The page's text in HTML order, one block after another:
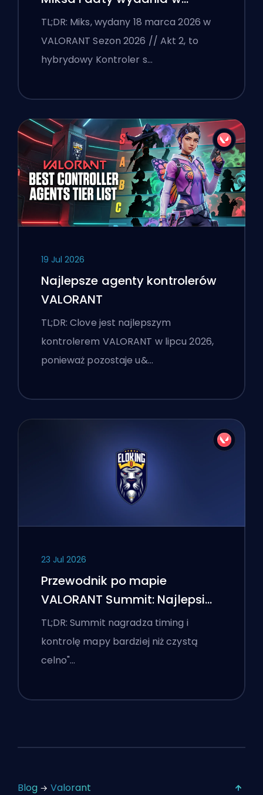
VALORANT
TL;DR: Miks, wydany 18 marca 2026 w
VALORANT Sezon 2026 // Akt 2, to
hybrydowy Kontroler s…
19 Jul 2026
Najlepsze agenty kontrolerów
VALORANT
TL;DR: Clove jest najlepszym
kontrolerem VALORANT w lipcu 2026,
ponieważ pozostaje u&…
23 Jul 2026
Przewodnik po mapie
VALORANT Summit: Najlepsi
agenci, wezwania i smoki
TL;DR: Summit nagradza timing i
kontrolę mapy bardziej niż czystą
celno"…
Blog Valorant